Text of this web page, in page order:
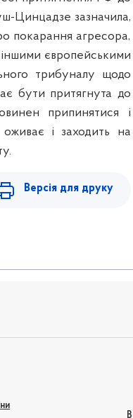
Цинцадзе зазначила,
покарання агресора,
іншими європейськими
трибуналу щодо
бути притягнута до
припинятися і
і заходить на
Версія для друку